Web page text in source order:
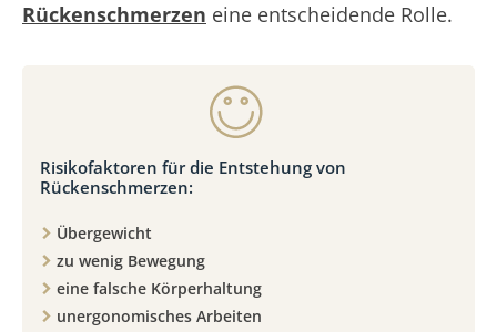
Rückenschmerzen eine entscheidende Rolle.
Risikofaktoren für die Entstehung von
Rückenschmerzen:
Übergewicht
zu wenig Bewegung
eine falsche Körperhaltung
unergonomisches Arbeiten